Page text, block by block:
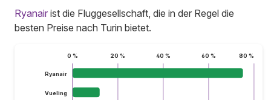
Ryanair ist die Fluggesellschaft, die in der Regel die
besten Preise nach Turin bietet.
0 % 20 % 40 % 60 % 80 %
Ryanair
Vueling